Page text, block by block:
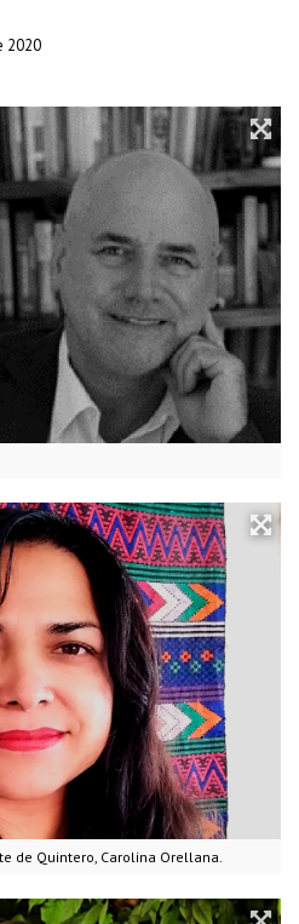
de Quintero, Carolina Orellana.
2020